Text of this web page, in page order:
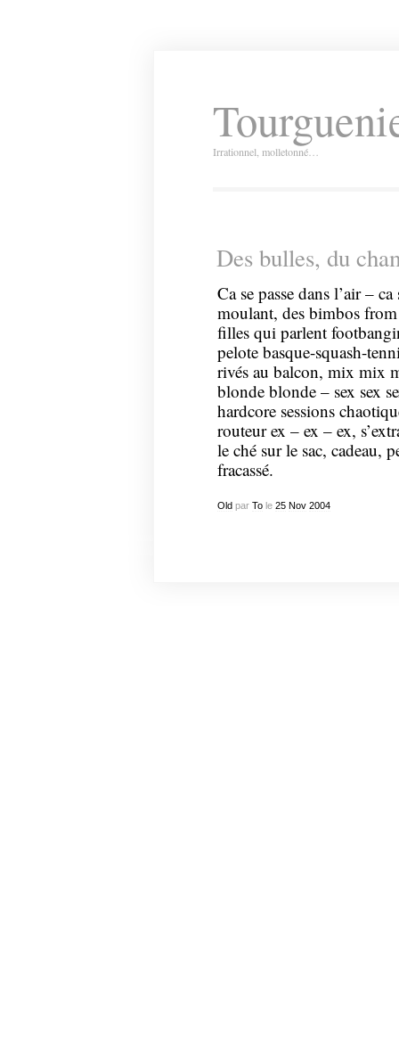
Irrationnel, molletonné…
Des bulles, du
Ca se passe dans l’air –
moulant, des bimbos
filles qui parlent
pelote basque-squash-
rivés au balcon, mix mix
blonde blonde – sex sex
hardcore sessions
routeur ex – ex – ex,
le ché sur le sac, cadeau,
fracassé.
Oldpar Tole 25 Nov 2004